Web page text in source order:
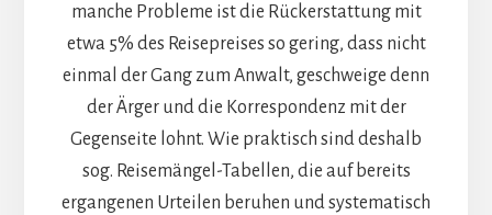
manche Probleme ist die Rückerstattung mit
etwa 5% des Reisepreises so gering, dass nicht
einmal der Gang zum Anwalt, geschweige denn
der Ärger und die Korrespondenz mit der
Gegenseite lohnt. Wie praktisch sind deshalb
sog. Reisemängel-Tabellen, die auf bereits
ergangenen Urteilen beruhen und systematisch